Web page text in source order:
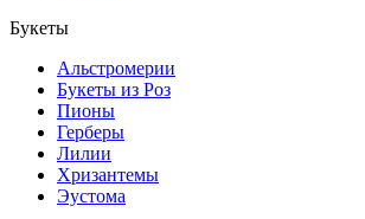
Букеты
Альстромерии
Букеты из Роз
Пионы
Герберы
Лилии
Хризантемы
Эустома